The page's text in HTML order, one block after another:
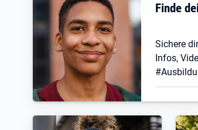
Finde
Sichere
Infos,